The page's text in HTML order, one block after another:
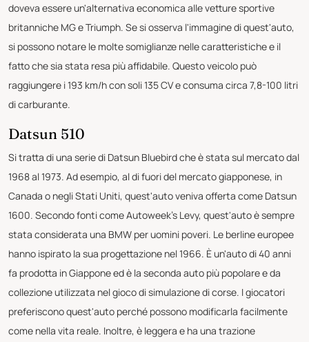
doveva essere un'alternativa economica alle vetture sportive
britanniche MG e Triumph. Se si osserva l'immagine di quest'auto,
si possono notare le molte somiglianze nelle caratteristiche e il
fatto che sia stata resa più affidabile. Questo veicolo può
raggiungere i 193 km/h con soli 135 CV e consuma circa 7,8-100 litri
di carburante.
Datsun 510
Si tratta di una serie di Datsun Bluebird che è stata sul mercato dal
1968 al 1973. Ad esempio, al di fuori del mercato giapponese, in
Canada o negli Stati Uniti, quest'auto veniva offerta come Datsun
1600. Secondo fonti come Autoweek's Levy, quest'auto è sempre
stata considerata una BMW per uomini poveri. Le berline europee
hanno ispirato la sua progettazione nel 1966. È un'auto di 40 anni
fa prodotta in Giappone ed è la seconda auto più popolare e da
collezione utilizzata nel gioco di simulazione di corse. I giocatori
preferiscono quest'auto perché possono modificarla facilmente
come nella vita reale. Inoltre, è leggera e ha una trazione